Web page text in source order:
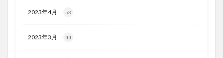
2023年4月 53
2023年3月 44